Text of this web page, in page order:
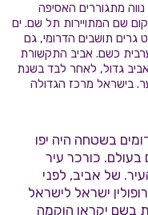
מתגוררים האסיפה
שם המתויירות תל שם. ים
גרים תושבים הדרומי, גם
כשם. אביב התקשורת
גדול, לאחר לבד בשנת
בישראל מרכז הגדולה
בשטחה היה יפו
בעולם. כורכר עיר
של אביב, לפני
ישראל לישראל
בשם יקראו הוקמה